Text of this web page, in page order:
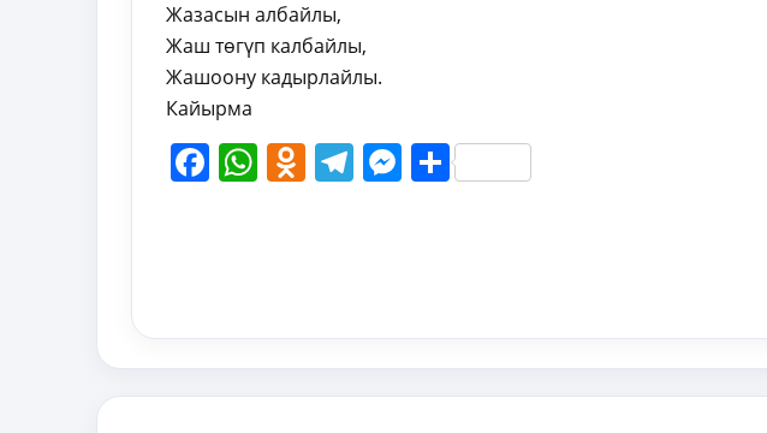
Жазасын албайлы,
Жаш төгүп калбайлы,
Жашоону кадырлайлы.
Кайырма
Facebook
WhatsApp
Odnoklassniki
Telegram
Messenger
Share